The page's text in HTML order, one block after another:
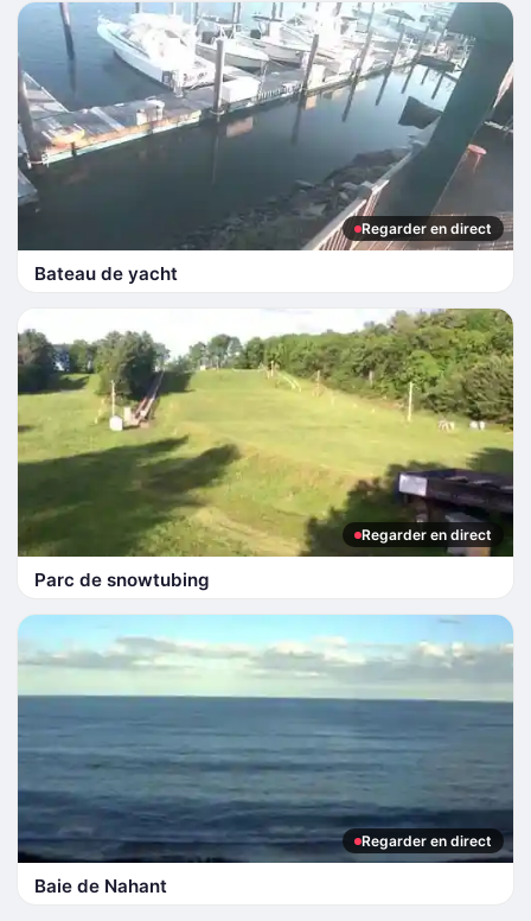
Regarder en direct
Bateau de yacht
Regarder en direct
Parc de snowtubing
Regarder en direct
Baie de Nahant